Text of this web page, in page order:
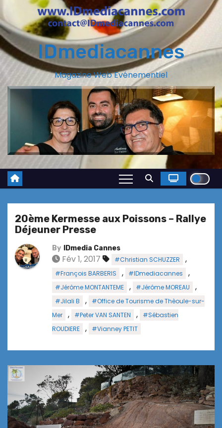
IDmediacannes
Magazine Web Evénementiel
20ème Kermesse aux Poissons – Rallye
Déjeuner Presse
By IDmedia Cannes
Fév 1, 2017 #Christian SCHUZZER ,
#François BARBERIS , #IDmediacannes ,
#Jérôme MONTANTEME , #Jérôme MOREAU ,
#Jilali B ,
#Office de Tourisme de Thèoule-sur-
Mer
, #Peter VAN SANTEN ,
#Sébastien
ROUDIERE
, #Vianney PETIT